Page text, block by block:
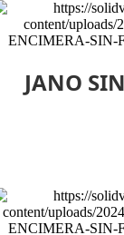
JANO